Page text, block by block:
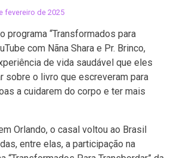
fevereiro de 2025
programa “Transformados para
com Nãna Shara e Pr. Brinco,
de vida saudável que eles
sobre o livro que escreveram para
a cuidarem do corpo e ter mais
Orlando, o casal voltou ao Brasil
entre elas, a participação na